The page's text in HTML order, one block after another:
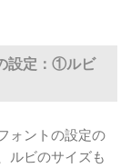
設定：①ルビ
ォントの設定の
ルビのサイズも